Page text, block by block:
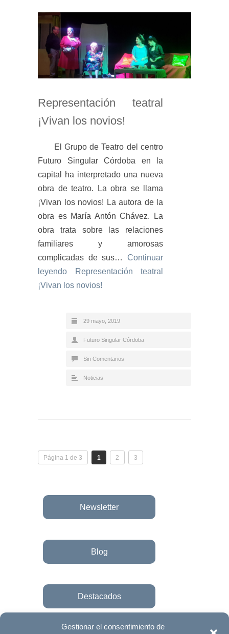
Gestionar el consentimiento de
Representación teatral
¡Vivan los novios!
El Grupo de Teatro del centro
Futuro Singular Córdoba en la
capital ha interpretado una nueva
obra de teatro. La obra se llama
¡Vivan los novios! La autora de la
obra es María Antón Chávez. La
obra trata sobre las relaciones
familiares y amorosas
complicadas de sus… Continuar
leyendo Representación teatral
¡Vivan los novios!
29 mayo, 2019
Futuro Singular Córdoba
Sin Comentarios
Noticias
Página 1 de 3 1 2 3
Newsletter
Blog
Destacados